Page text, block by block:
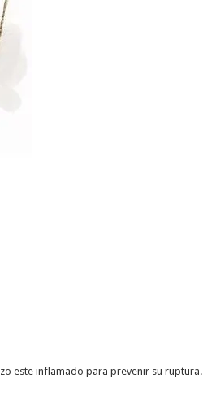
este inflamado para prevenir su ruptura.